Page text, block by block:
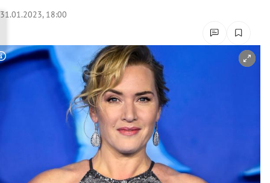
Untermenü
Untermenü
Untermenü
31.01.2023, 18:00
Copyright-Hinweis öffnen/schließen